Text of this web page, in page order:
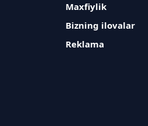
Maxfiylik
Bizning ilovalar
Reklama